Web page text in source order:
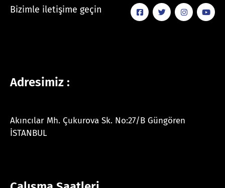
Bizimle iletişime geçin
Adresimiz :
Akıncılar Mh. Çukurova Sk. No:27/B Güngören
İSTANBUL